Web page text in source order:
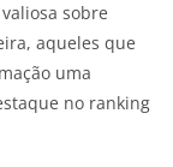
sobre
aqueles que
uma
no ranking